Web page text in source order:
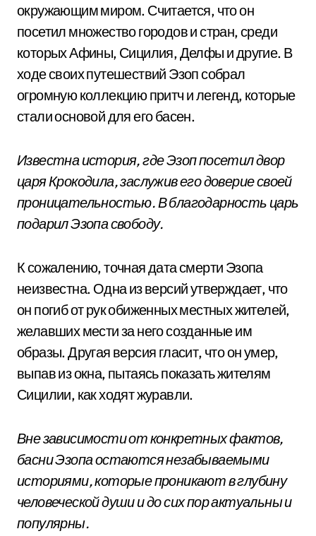
окружающим миром. Считается, что он
посетил множество городов и стран, среди
которых Афины, Сицилия, Делфы и другие. В
ходе своих путешествий Эзоп собрал
огромную коллекцию притч и легенд, которые
стали основой для его басен.
Известна история, где Эзоп посетил двор
царя Крокодила, заслужив его доверие своей
проницательностью. В благодарность царь
подарил Эзопа свободу.
К сожалению, точная дата смерти Эзопа
неизвестна. Одна из версий утверждает, что
он погиб от рук обиженных местных жителей,
желавших мести за него созданные им
образы. Другая версия гласит, что он умер,
выпав из окна, пытаясь показать жителям
Сицилии, как ходят журавли.
Вне зависимости от конкретных фактов,
басни Эзопа остаются незабываемыми
историями, которые проникают в глубину
человеческой души и до сих пор актуальны и
популярны.